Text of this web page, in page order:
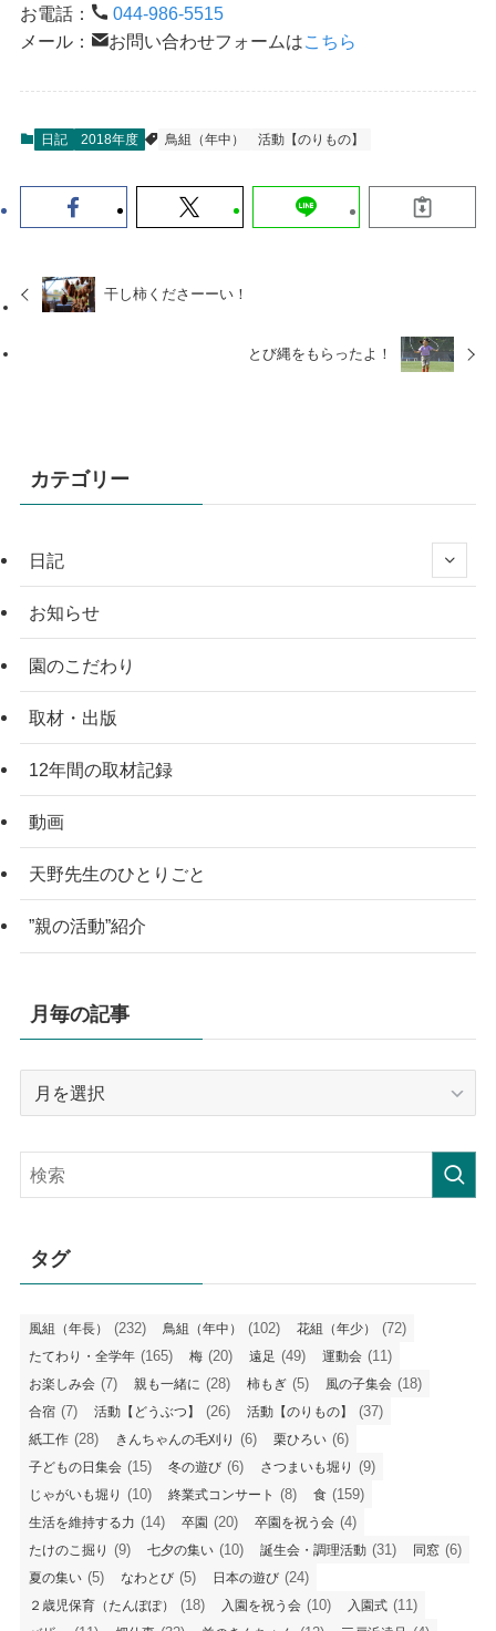
お電話：
044-986-5515
メール：
お問い合わせフォームはこちら
日記 2018年度 鳥組（年中） 活動【のりもの】
干し柿くださーーい！
とび縄をもらったよ！
カテゴリー
日記
お知らせ
園のこだわり
取材・出版
12年間の取材記録
動画
天野先生のひとりごと
”親の活動”紹介
月毎の記事
記
事
タグ
風組（年長） (232) 鳥組（年中） (102) 花組（年少） (72)
たてわり・全学年 (165) 梅 (20) 遠足 (49) 運動会 (11)
お楽しみ会 (7) 親も一緒に (28) 柿もぎ (5) 風の子集会 (18)
合宿 (7) 活動【どうぶつ】 (26) 活動【のりもの】 (37)
紙工作 (28) きんちゃんの毛刈り (6) 栗ひろい (6)
子どもの日集会 (15) 冬の遊び (6) さつまいも堀り (9)
じゃがいも堀り (10) 終業式コンサート (8) 食 (159)
生活を維持する力 (14) 卒園 (20) 卒園を祝う会 (4)
たけのこ掘り (9) 七夕の集い (10) 誕生会・調理活動 (31) 同窓 (6)
夏の集い (5) なわとび (5) 日本の遊び (24)
２歳児保育（たんぽぽ） (18) 入園を祝う会 (10) 入園式 (11)